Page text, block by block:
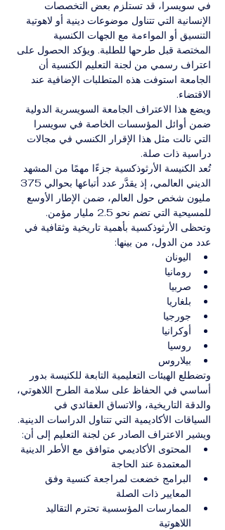
في سويسرا، قد تستلزم بعض التخصصات
الإنسانية التي تتناول موضوعات دينية أو لاهوتية
التنسيق أو المواءمة مع الجهات الكنسية
المختصة قبل طرحها للطلبة. ويؤكد الحصول على
اعتراف رسمي من لجنة التعليم الكنسية أن
الجامعة استوفت هذه المتطلبات الإضافية عند
الاقتضاء.
ويضع هذا الاعتراف الجامعة السويسرية الدولية
ضمن أوائل المؤسسات الخاصة في سويسرا
التي نالت مثل هذا الإقرار الكنسي في مجالات
دراسية ذات صلة.
تُعد الكنيسة الأرثوذكسية جزءًا مهمًا من المشهد
مليون شخص حول العالم، ضمن الإطار الأوسع
للمسيحية التي تضم نحو 2.5 مليار مؤمن.
وتحظى الأرثوذكسية بأهمية تاريخية وثقافية في
عدد من الدول، من بينها:
اليونان
رومانيا
صربيا
بلغاريا
جورجيا
أوكرانيا
روسيا
بيلاروس
وتضطلع الهيئات التعليمية التابعة للكنيسة بدور
أساسي في الحفاظ على سلامة الطرح اللاهوتي،
والدقة التاريخية، والاتساق العقائدي في
السياقات الأكاديمية التي تتناول الدراسات الدينية.
ويشير الاعتراف الصادر عن لجنة التعليم إلى أن:
المحتوى الأكاديمي متوافق مع الأطر الدينية
المعتمدة عند الحاجة
البرامج خضعت لمراجعة كنسية وفق
المعايير ذات الصلة
الممارسات المؤسسية تحترم التقاليد
اللاهوتية